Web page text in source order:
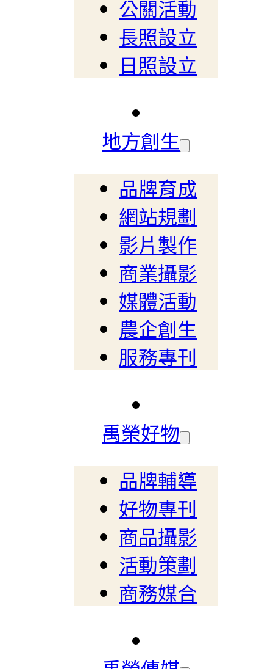
公關活動
長照設立
日照設立
地方創生
品牌育成
網站規劃
影片製作
商業攝影
媒體活動
農企創生
服務專刊
禹榮好物
品牌輔導
好物專刊
商品攝影
活動策劃
商務媒合